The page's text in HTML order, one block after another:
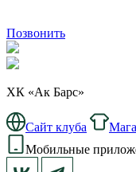
Позвонить
ХК «Ак Барс»
Сайт клуба
Мобильные